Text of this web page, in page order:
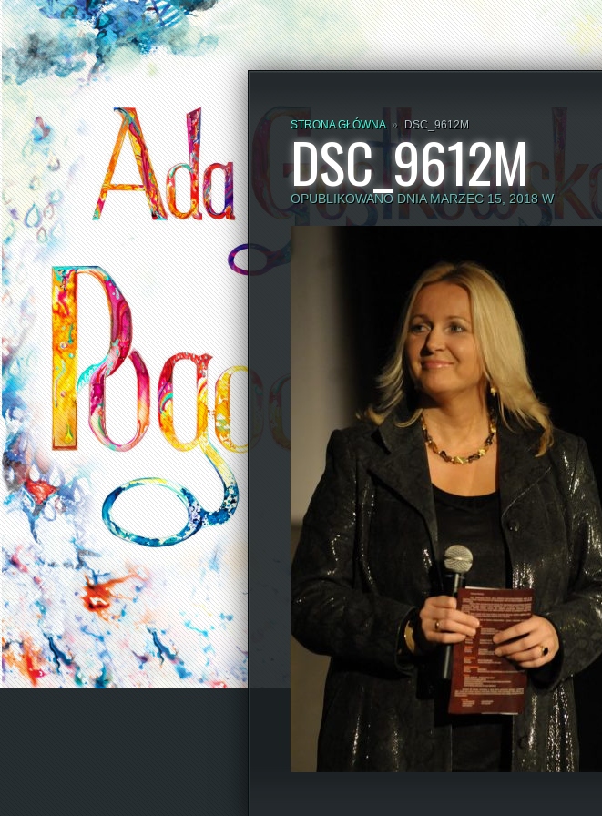
STRONA GŁÓWNA » DSC_9612M
DSC_9612M
OPUBLIKOWANO DNIA MARZEC 15, 2018 W